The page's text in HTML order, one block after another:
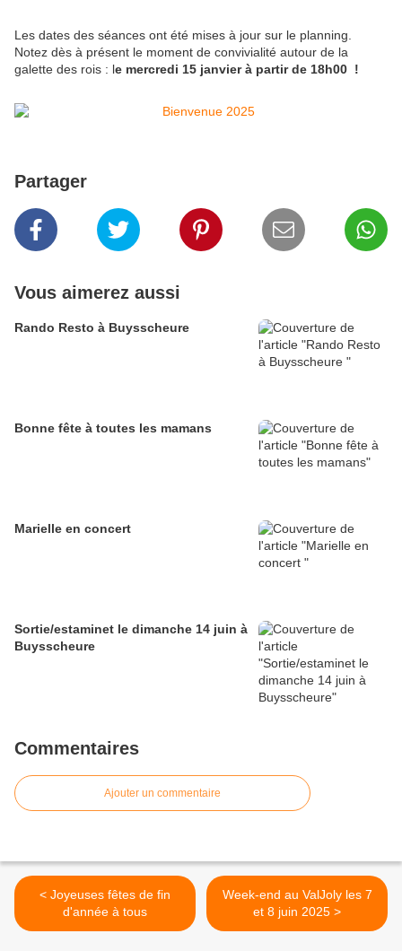
Les dates des séances ont été mises à jour sur le planning.
Notez dès à présent le moment de convivialité autour de la
galette des rois : le mercredi 15 janvier à partir de 18h00 !
Partager
Vous aimerez aussi
Rando Resto à Buysscheure
Bonne fête à toutes les mamans
Marielle en concert
Sortie/estaminet le dimanche 14 juin à
Buysscheure
Commentaires
Ajouter un commentaire
< Joyeuses fêtes de fin
d'année à tous
Week-end au ValJoly les 7
et 8 juin 2025 >